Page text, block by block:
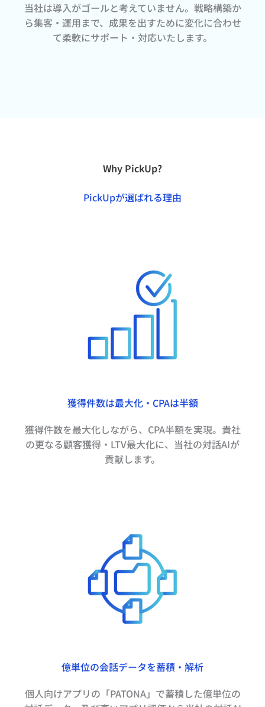
当社は導入がゴールと考えていません。戦略構築か
ら集客・運用まで、成果を出すために変化に合わせ
て柔軟にサポート・対応いたします。
Why PickUp?
PickUpが選ばれる理由
獲得件数は最大化・CPAは半額
獲得件数を最大化しながら、CPA半額を実現。貴社
の更なる顧客獲得・LTV最大化に、当社の対話AIが
貢献します。
億単位の会話データを蓄積・解析
個人向けアプリの「PATONA」で蓄積した億単位の